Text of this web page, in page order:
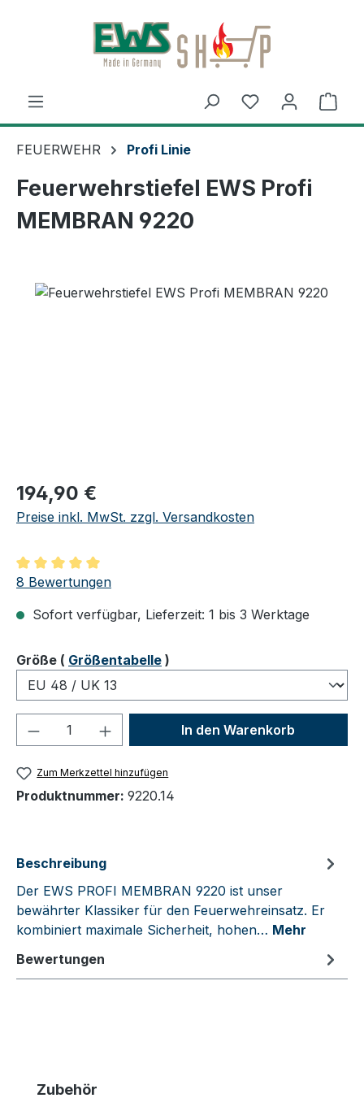
Zum Hauptinhalt springen
FEUERWEHR Profi Linie
Feuerwehrstiefel EWS Profi
MEMBRAN 9220
Regulärer Preis:
194,90 €
Preise inkl. MwSt. zzgl. Versandkosten
Durchschnittliche Bewertung von 5 von 5 Sternen
8 Bewertungen
Sofort verfügbar, Lieferzeit: 1 bis 3 Werktage
Größeauswählen
( Größentabelle )
Produkt Anzahl: Gib denIn den Warenkorb
Zum Merkzettel hinzufügen
Produktnummer: 9220.14
Beschreibung
Der EWS PROFI MEMBRAN 9220 ist unser
bewährter Klassiker für den Feuerwehreinsatz. Er
kombiniert maximale Sicherheit, hohen… Mehr
Bewertungen
Produktgalerie überspringen
Zubehör